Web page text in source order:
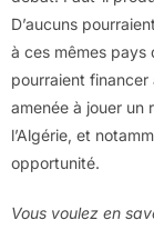
D’aucuns
à ces mêmes pays
pourraient financer
amenée à jouer un
l’Algérie, et
opportunité.
Vous voulez en